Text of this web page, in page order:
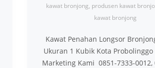
kawat bronjong, produsen kawat
kawat bronjong
Kawat Penahan Longsor
Ukuran 1 Kubik Kota
Marketing Kami 0851-7333-0012,